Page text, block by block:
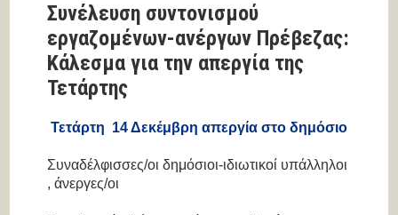
Συνέλευση συντονισμού
εργαζομένων-ανέργων Πρέβεζας:
Κάλεσμα για την απεργία της
Τετάρτης
Τετάρτη 14 Δεκέμβρη απεργία στο δημόσιο
Συναδέλφισσες/οι δημόσιοι-ιδιωτικοί υπάλληλοι
, άνεργες/οι